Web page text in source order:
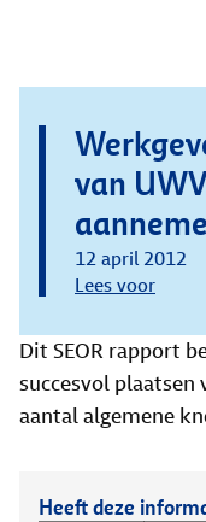
van
12 april 2012
Lees voor
Dit SEOR rapport
succesvol plaatsen
aantal algemene
Heeft deze